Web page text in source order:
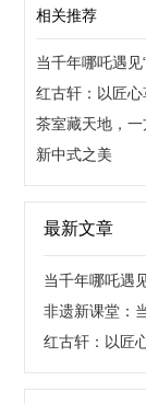
相关推荐
当千年哪吒遇见
红古轩：以匠
方生活美学
茶室藏天地，
新中式之美
最新文章
当千年哪吒遇
非遗新课堂：
红古轩：以匠